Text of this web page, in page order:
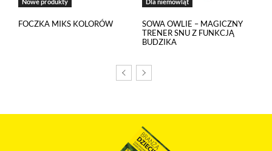
Nowe produkty
FOCZKA MIKS KOLORÓW
Dla niemowląt
SOWA OWLIE – MAGICZNY
TRENER SNU Z FUNKCJĄ
BUDZIKA
od ich dostawców. Dostawcy mogą uzyskiwać dostęp
do informacji gromadzonych w plikach cookies. Możesz
wyłączyć pliki cookies związane z odtwarzaczami, ale wtedy
nie będziesz w stanie obejrzeć treści osadzonych w formie